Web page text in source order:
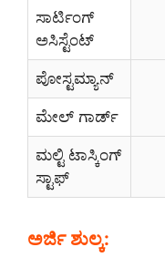
ಸಾರ್ಟಿಂಗ್
ಅಸಿಸ್ಟೆಂಟ್
ಪೋಸ್ಟಮ್ಯಾನ್
ಮೇಲ್ ಗಾರ್ಡ್
ಮಲ್ಟಿ ಟಾಸ್ಕಿಂಗ್
ಸ್ಟಾಫ್
ಅರ್ಜಿ ಶುಲ್ಕ: